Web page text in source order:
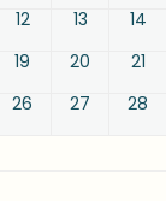
12 13 14
19 20 21
26 27 28